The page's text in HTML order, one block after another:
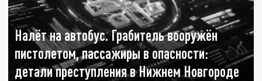
Налёт на автобус. Грабитель вооружён
пистолетом, пассажиры в опасности:
детали преступления в Нижнем Новгороде